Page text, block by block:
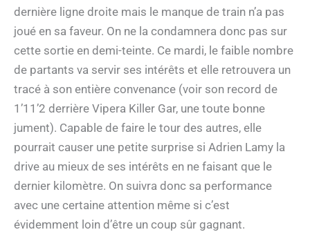
dernière ligne droite mais le manque de train n’a pas
joué en sa faveur. On ne la condamnera donc pas sur
cette sortie en demi-teinte. Ce mardi, le faible nombre
de partants va servir ses intérêts et elle retrouvera un
tracé à son entière convenance (voir son record de
1’11’2 derrière Vipera Killer Gar, une toute bonne
jument). Capable de faire le tour des autres, elle
pourrait causer une petite surprise si Adrien Lamy la
drive au mieux de ses intérêts en ne faisant que le
dernier kilomètre. On suivra donc sa performance
avec une certaine attention même si c’est
évidemment loin d’être un coup sûr gagnant.